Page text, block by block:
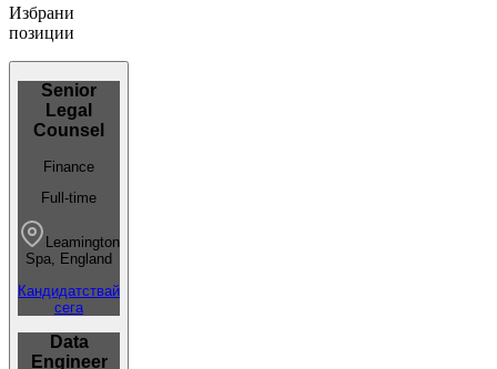
Избрани
позиции
Senior
Legal
Counsel
Finance
Full-time
Leamington
Spa, England
Кандидатствай
сега
Data
Engineer